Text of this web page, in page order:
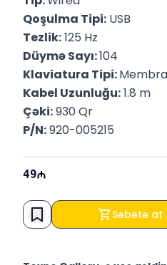
Qoşulma Tipi: USB
Tezlik: 125 Hz
Düymə Sayı: 104
Klaviatura Tipi:
Kabel Uzunluğu: 1.8 m
Çəki: 930 Qr
P/N: 920-005215
49
Səbətə at